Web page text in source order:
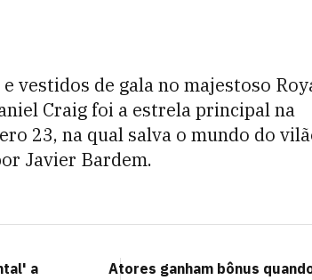
vestidos de gala no majestoso
Craig foi a estrela principal na
23, na qual salva o mundo do
Javier Bardem.
a
Atores ganham bônus